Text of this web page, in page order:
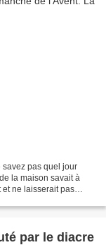
savez pas quel jour
la maison savait à
ne laisserait pas
par le diacre